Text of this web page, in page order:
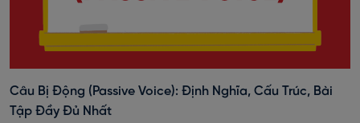
Câu Bị Động (Passive Voice): Định Nghĩa, Cấu Trúc, Bài
Tập Đầy Đủ Nhất